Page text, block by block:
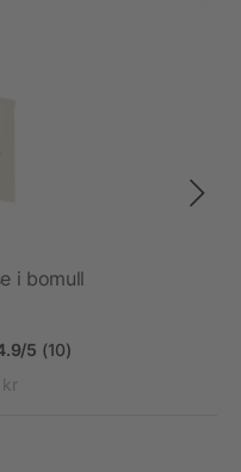
i bomull
5 (10)